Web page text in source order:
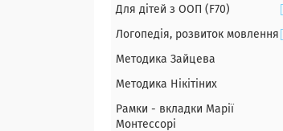
Для дітей з ООП (F70)
Логопедія, розвиток мовлення
Методика Зайцева
Методика Нікітіних
Рамки - вкладки Марії
Монтессорі